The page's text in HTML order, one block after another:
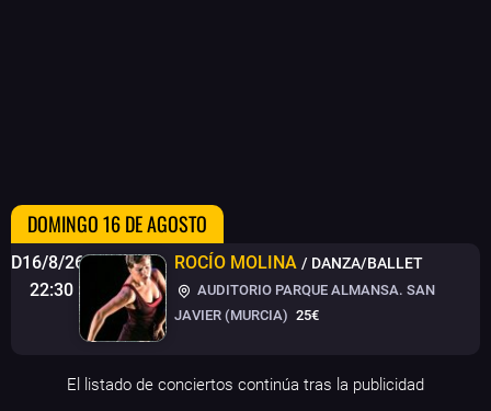
DOMINGO 16 DE AGOSTO
D16/8/26
22:30
ROCÍO MOLINA / DANZA/BALLET
AUDITORIO PARQUE ALMANSA. SAN
JAVIER (MURCIA) 25€
El listado de conciertos continúa tras la publicidad